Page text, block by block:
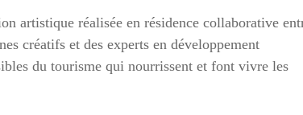
artistique réalisée en résidence collaborative
créatifs et des experts en développement
du tourisme qui nourrissent et font vivre les